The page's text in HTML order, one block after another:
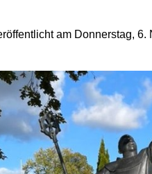
am Donnerstag, 6.